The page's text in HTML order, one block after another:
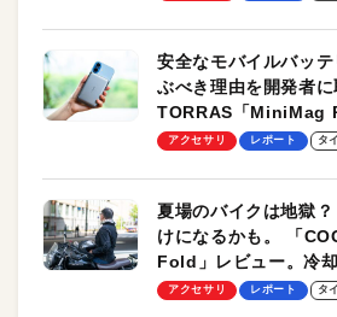
安全なモバイルバッ
ぶべき理由を開発者に
TORRAS「MiniMag
ーも
アクセサリ レポート タ
夏場のバイクは地獄
けになるかも。 「
Fold」レビュー。冷
却プレート、シンプル
アクセサリ レポート タ